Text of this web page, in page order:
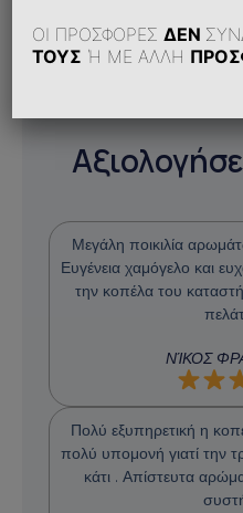
Μεγάλη ποικιλία
Ευγένεια χαμόγελο και
την κοπέλα του
ΝΊΚΟΣ
Πολύ εξυπηρετική η
πολύ υπομονή γιατί την
κάτι . Απίστευτα
ΟΙ ΠΡΟΣΦΟΡΕΣΔΕΝ
ΤΟΥΣ Ή ΜΕ ΑΛΛΗ